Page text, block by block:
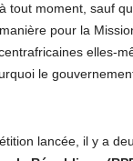
tout moment, sauf
pour la
elles-
le
lancée, il y a